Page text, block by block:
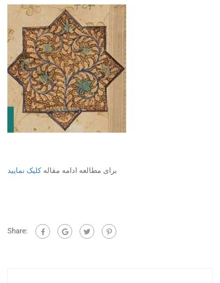
برای مطالعه ادامه مقالهکلیک نمایید
Share: